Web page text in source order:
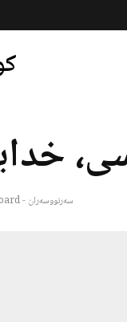
سەرنووسەران - Editorial board